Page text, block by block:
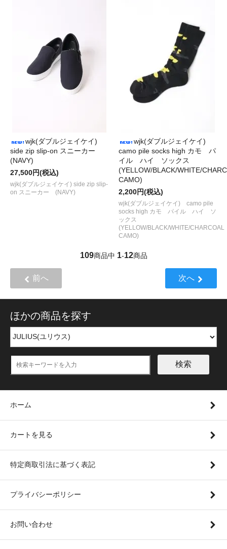
wjk(ダブルジェイケイ)
side zip slip-on スニーカー
(NAVY)
27,500円(税込)
wjk(ダブルジェイケイ) side zip slip-
on スニーカー (NAVY)
wjk(ダブルジェイケイ)
camo pile socks high カモ パ
イル ハイ ソックス
(YELLOW/BLACK/WHITE/
CAMO)
2,200円(税込)
wjk(ダブルジェイケイ) camo pile
socks high カモ パイル ハイ ソ
ックス
(YELLOW/BLACK/WHITE/CHARCOAL
CAMO)
109商品中 1-12商品
前へ 次へ
ほかの商品を探す
検索
ホーム
カートを見る
特定商取引法に基づく表記
プライバシーポリシー
お問い合わせ